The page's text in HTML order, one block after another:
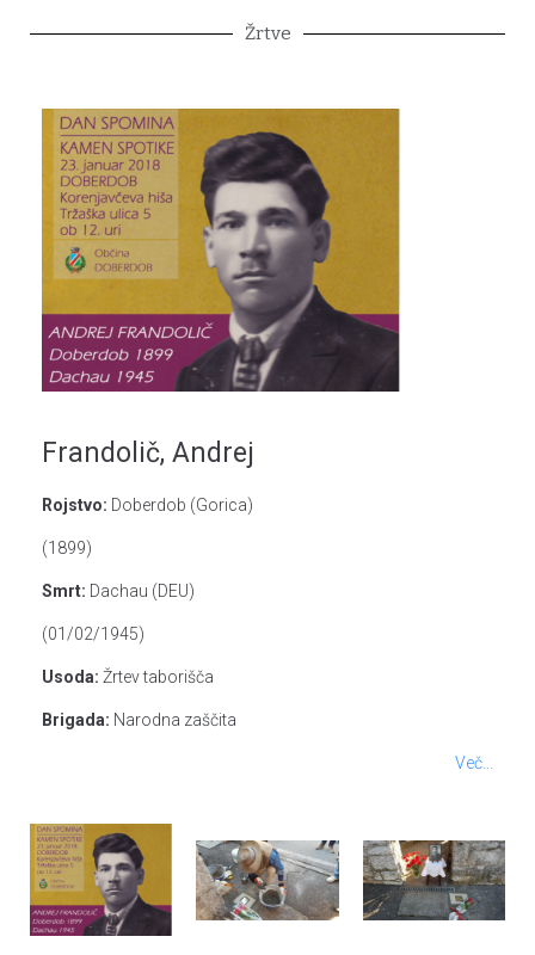
Žrtve
Frandolič, Andrej
Rojstvo: Doberdob (Gorica)
(1899)
Smrt: Dachau (DEU)
(01/02/1945)
Usoda: Žrtev taborišča
Brigada: Narodna zaščita
Več...